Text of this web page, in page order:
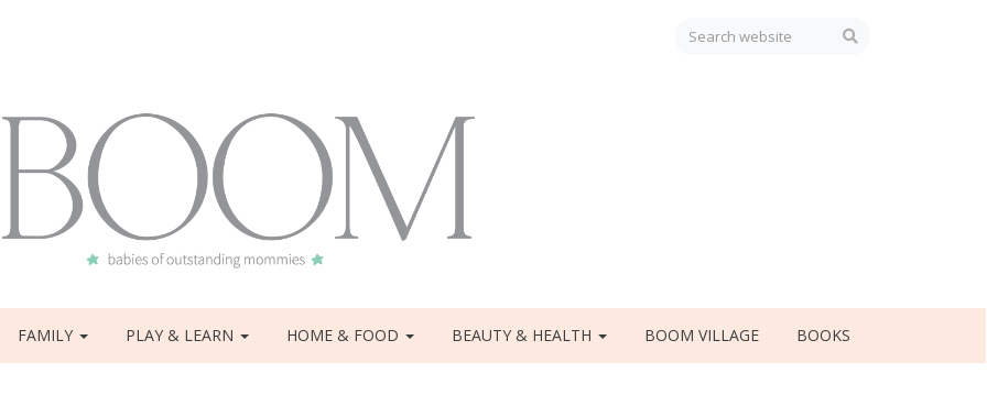
FAMILY PLAY & LEARN HOME & FOOD BEAUTY & HEALTH BOOM VILLAGE BOOKS